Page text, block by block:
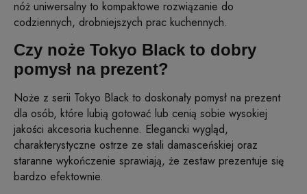
nóż uniwersalny to kompaktowe rozwiązanie do
codziennych, drobniejszych prac kuchennych.
Czy noże Tokyo Black to dobry
pomysł na prezent?
Noże z serii Tokyo Black to doskonały pomysł na prezent
dla osób, które lubią gotować lub cenią sobie wysokiej
jakości akcesoria kuchenne. Elegancki wygląd,
charakterystyczne ostrze ze stali damasceńskiej oraz
staranne wykończenie sprawiają, że zestaw prezentuje się
bardzo efektownie.